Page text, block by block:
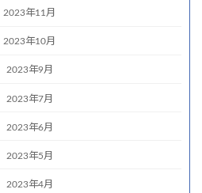
2023年11月
2023年10月
2023年9月
2023年7月
2023年6月
2023年5月
2023年4月